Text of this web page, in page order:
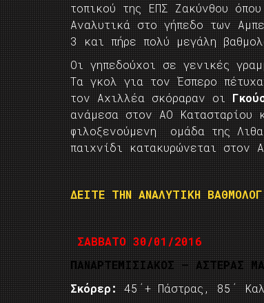
τοπικού της ΕΠΣ Ζακύνθου
Αναλυτικά στο γήπεδο των
3 και πήρε πολύ μεγάλη
Οι γηπεδούχοι σε γενικές
Τα γκολ για τον Έσπερο
τον Αχιλλέα σκόραραν οι
ανάμεσα στον ΑΟ Κατασταρίου
φιλοξενούμενη ομάδα της
παιχνίδι κατακυρώνεται
ΔΕΙΤΕ ΤΗΝ ΑΝΑΛΥΤΙΚΗ
ΣΑΒΒΑΤΟ 30/01/2016
ΠΑΝΑΡΤΕΜΙΣΙΑΚΟΣ – ΑΣΤΕΡΑΣ
Σκόρερ:
45΄+ Πάστρας, 85΄